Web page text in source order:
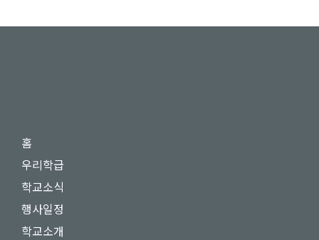
홈
우리학급
학교소식
행사일정
학교소개